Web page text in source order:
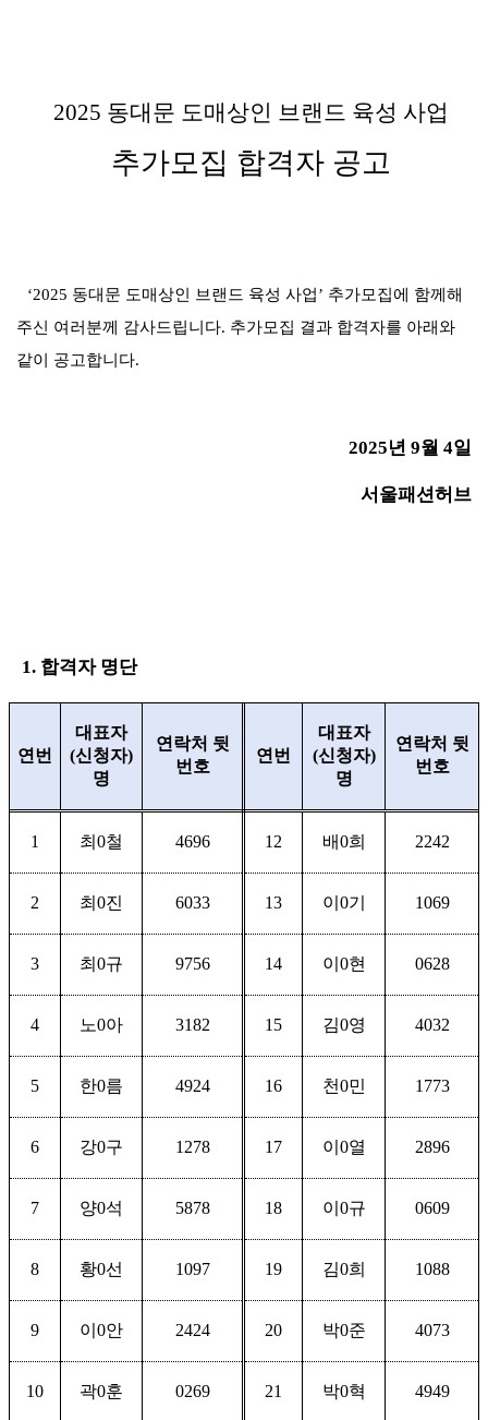
2025 동대문 도매상인 브랜드 육성 사업
추가모집 합격자 공고
‘2025 동대문 도매상인 브랜드 육성 사업’ 추가모집에 함께해
주신 여러분께 감사드립니다. 추가모집 결과 합격자를 아래와
같이 공고합니다.
2025년9월4일
서울패션허브
1. 합격자 명단
연번
대표자
(신청자)
명
연락처 뒷
번호
연번
대표자
(신청자)
명
연락처 뒷
번호
1 최 0철 4696 12 배0희 2242
2 최 0진 6033 13 이 0기 1069
3 최 0규 9756 14 이 0현 0628
4 노0아 3182 15 김0영 4032
5 한0름 4924 16 천0민 1773
6 강0구 1278 17 이 0열 2896
7 양0석 5878 18 이 0규 0609
8 황0선 1097 19 김0희 1088
9 이 0안 2424 20 박0준 4073
10 곽0훈 0269 21 박0혁 4949